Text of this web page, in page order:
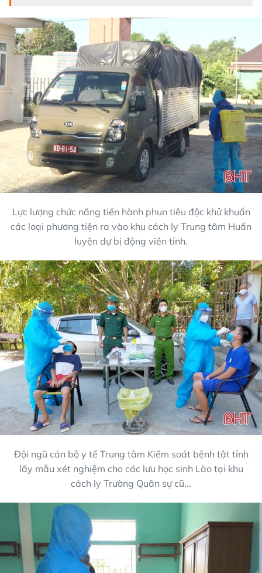
Lực lượng chức năng tiến hành phun tiêu độc khử khuẩn
các loại phương tiện ra vào khu cách ly Trung tâm Huấn
luyện dự bị động viên tỉnh.
Đội ngũ cán bộ y tế Trung tâm Kiểm soát bệnh tật tỉnh
lấy mẫu xét nghiệm cho các lưu học sinh Lào tại khu
cách ly Trường Quân sự cũ...